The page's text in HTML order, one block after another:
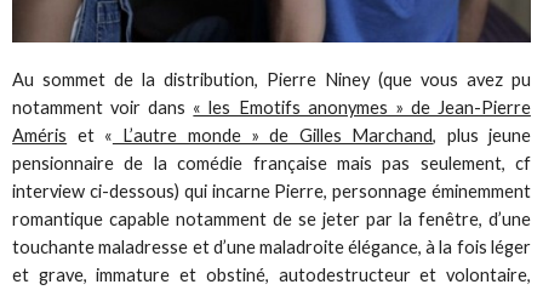
Au sommet de la distribution, Pierre Niney (que vous avez pu
notamment voir dans « les Emotifs anonymes » de Jean-Pierre
Améris et « L’autre monde » de Gilles Marchand, plus jeune
pensionnaire de la comédie française mais pas seulement, cf
interview ci-dessous) qui incarne Pierre, personnage éminemment
romantique capable notamment de se jeter par la fenêtre, d’une
touchante maladresse et d’une maladroite élégance, à la fois léger
et grave, immature et obstiné, autodestructeur et volontaire,